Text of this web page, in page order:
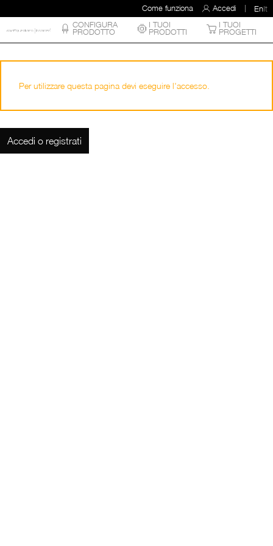
Come funziona Accedi EnIt
CONFIGURA
PRODOTTO
I TUOI
PRODOTTI
I TUOI
PROGETTI
Per utilizzare questa pagina devi eseguire l'accesso.
Accedi o registrati